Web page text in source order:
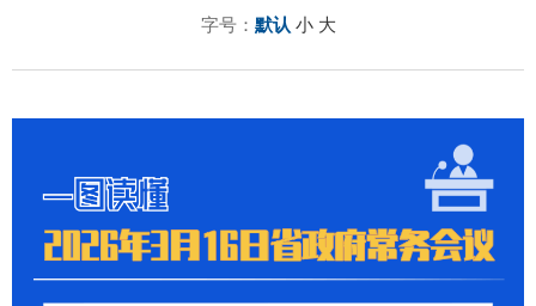
字号： 默认 小 大